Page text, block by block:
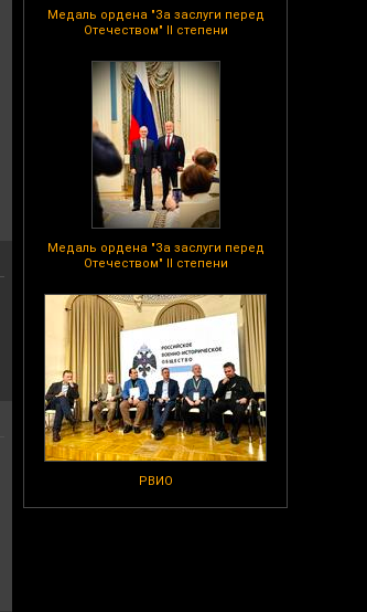
Медаль ордена "За заслуги перед
Отечеством" II степени
Медаль ордена "За заслуги перед
Отечеством" II степени
РВИО